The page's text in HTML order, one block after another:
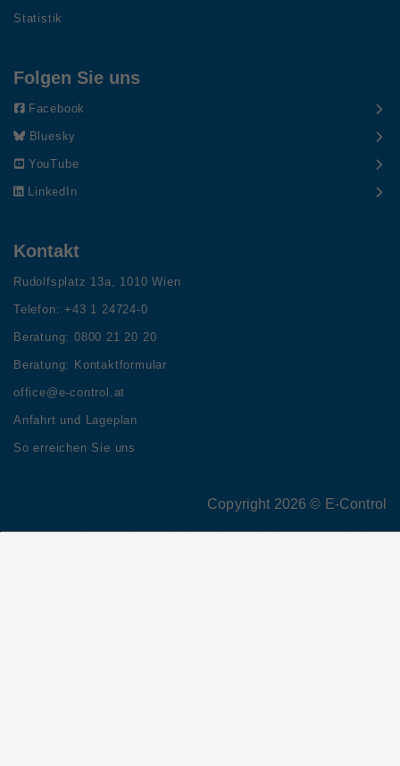
Statistik
Folgen Sie uns
Facebook
Bluesky
YouTube
LinkedIn
Kontakt
Rudolfsplatz 13a, 1010 Wien
Telefon:+43 1 24724-0
Beratung: 0800 21 20 20
Beratung: Kontaktformular
office@e-control.at
Anfahrt und Lageplan
So erreichen Sie uns
Copyright 2026 © E-Control